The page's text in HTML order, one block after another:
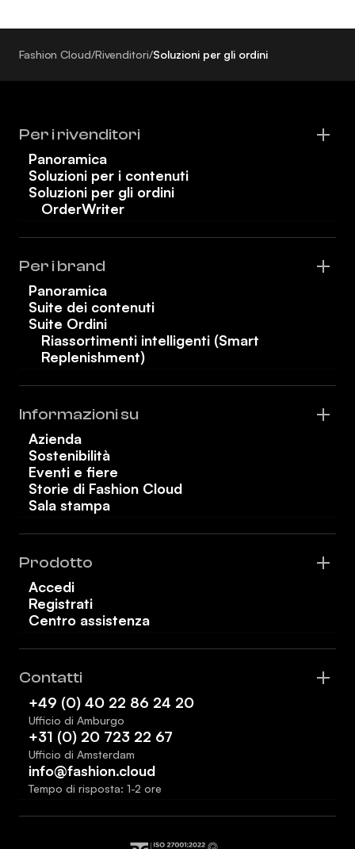
Fashion Cloud/Rivenditori/Soluzioni per gli ordini
Per i rivenditori
Panoramica
Soluzioni per i contenuti
Soluzioni per gli ordini
OrderWriter
Per i brand
Panoramica
Suite dei contenuti
Suite Ordini
Riassortimenti intelligenti (Smart
Replenishment)
Informazioni su
Azienda
Sostenibilità
Eventi e fiere
Storie di Fashion Cloud
Sala stampa
Prodotto
Accedi
Registrati
Centro assistenza
Contatti
+49 (0) 40 22 86 24 20
Ufficio di Amburgo
+31 (0) 20 723 22 67
Ufficio di Amsterdam
info@fashion.cloud
Tempo di risposta: 1-2 ore